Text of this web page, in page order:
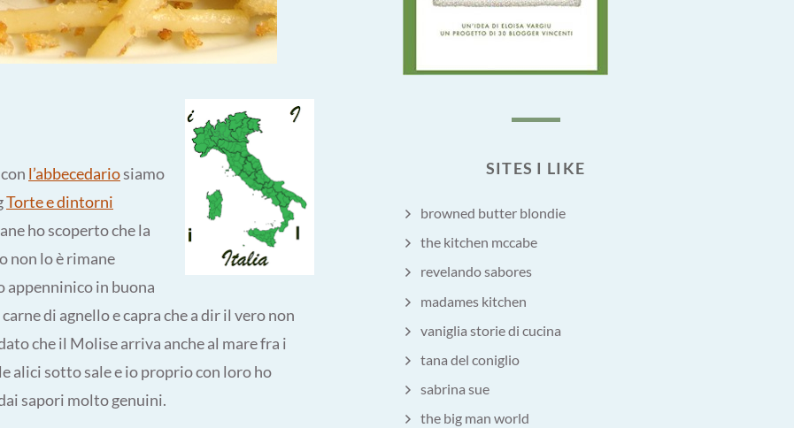
l’abbecedariosiamo
Torte e dintorni
ho scoperto che la
non lo è rimane
appenninico in buona
di agnello e capra che a dir il vero non
che il Molise arriva anche al mare fra i
alici sotto sale e io proprio con loro ho
sapori molto genuini.
SITES I LIKE
browned butter blondie
the kitchen mccabe
revelando sabores
madames kitchen
vaniglia storie di cucina
tana del coniglio
sabrina sue
the big man world